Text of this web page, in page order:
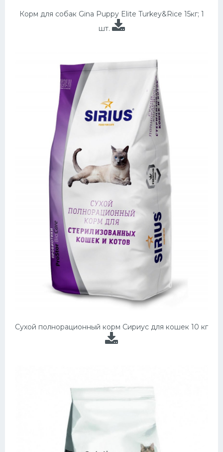
Корм для собак Gina Puppy Elite Turkey&Rice 15кг; 1
шт.
Сухой полнорационный корм Сириус для кошек 10 кг